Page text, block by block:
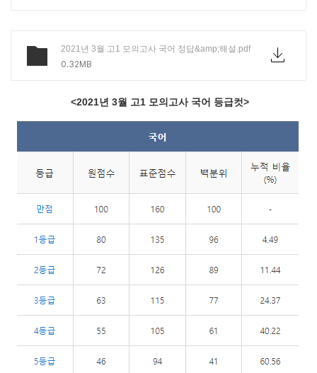
2021년 3월 고1 모의고사 국어 정답&amp;해설.pdf
0.32MB
<2021년 3월 고1 모의고사 국어 등급컷>